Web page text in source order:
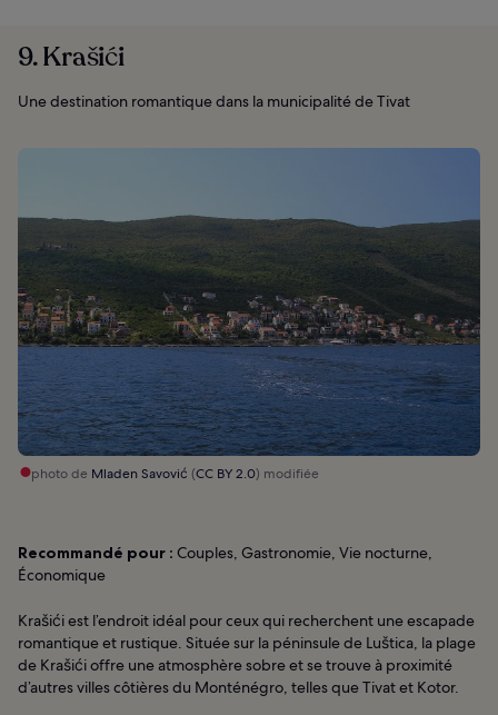
9. Krašići
Une destination romantique dans la municipalité de Tivat
photo de Mladen Savović (CC BY 2.0) modifiée
Recommandé pour : Couples, Gastronomie, Vie nocturne,
Économique
Krašići est l’endroit idéal pour ceux qui recherchent une escapade
romantique et rustique. Située sur la péninsule de Luštica, la plage
de Krašići offre une atmosphère sobre et se trouve à proximité
d’autres villes côtières du Monténégro, telles que Tivat et Kotor.